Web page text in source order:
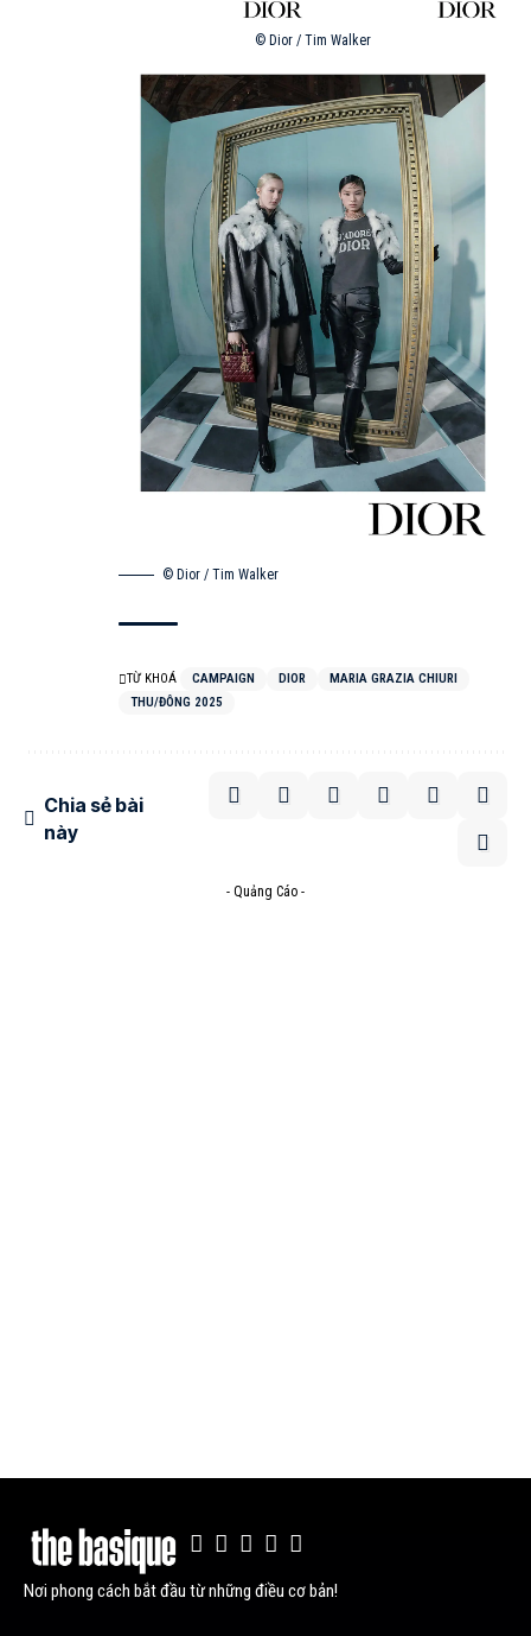
© Dior / Tim Walker
© Dior / Tim Walker
TỪ KHOÁ CAMPAIGN DIOR
MARIA GRAZIA CHIURI
THU/ĐÔNG 2025
Chia sẻ bài
này
- Quảng Cáo -
Nơi phong cách bắt đầu từ những điều cơ bản!